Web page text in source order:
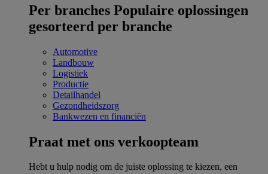
Per branches Populaire oplossingen
gesorteerd per branche
Automotive
Landbouw
Logistiek
Productie
Detailhandel
Gezondheidszorg
Bankwezen en financiën
Praat met ons verkoopteam
Hebt u hulp nodig om de juiste oplossing te kiezen, een